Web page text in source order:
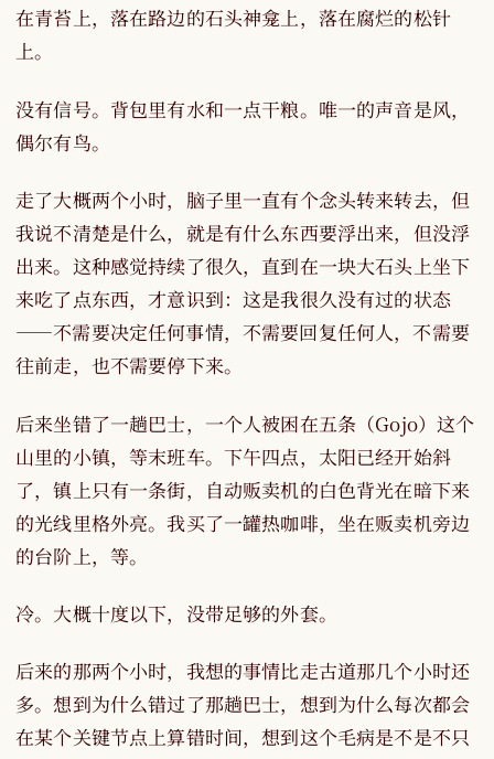
在青苔上，落在路边的石头神龛上，落在腐烂的松针
上。
没有信号。背包里有水和一点干粮。唯一的声音是风，
偶尔有鸟。
走了大概两个小时，脑子里一直有个念头转来转去，但
我说不清楚是什么，就是有什么东西要浮出来，但没浮
出来。这种感觉持续了很久，直到在一块大石头上坐下
来吃了点东西，才意识到：这是我很久没有过的状态
——不需要决定任何事情，不需要回复任何人，不需要
往前走，也不需要停下来。
后来坐错了一趟巴士，一个人被困在五条（Gojo）这个
山里的小镇，等末班车。下午四点，太阳已经开始斜
了，镇上只有一条街，自动贩卖机的白色背光在暗下来
的光线里格外亮。我买了一罐热咖啡，坐在贩卖机旁边
的台阶上，等。
冷。大概十度以下，没带足够的外套。
后来的那两个小时，我想的事情比走古道那几个小时还
多。想到为什么错过了那趟巴士，想到为什么每次都会
在某个关键节点上算错时间，想到这个毛病是不是不只